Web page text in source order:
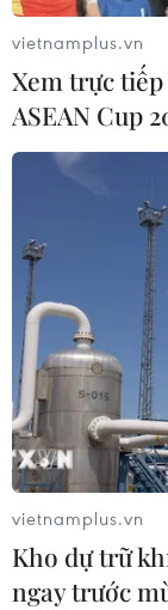
Tây Ninh:
nã sau gần
19/05/2023 10:57
Năm 2002,
cắp tài sản tại
ngoại do đang
trốn khỏi địa
vietnamplus.vn
Xem trực
ASEAN Cup
vietnamplus.vn
Kho dự trữ
ngay trước